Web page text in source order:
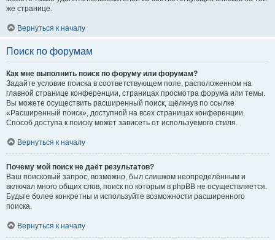
же странице.
Вернуться к началу
Поиск по форумам
Как мне выполнить поиск по форуму или форумам?
Задайте условие поиска в соответствующем поле, расположенном на
главной странице конференции, страницах просмотра форума или темы.
Вы можете осуществить расширенный поиск, щёлкнув по ссылке
«Расширенный поиск», доступной на всех страницах конференции.
Способ доступа к поиску может зависеть от используемого стиля.
Вернуться к началу
Почему мой поиск не даёт результатов?
Ваш поисковый запрос, возможно, был слишком неопределённым и
включал много общих слов, поиск по которым в phpBB не осуществляется.
Будьте более конкретны и используйте возможности расширенного
поиска.
Вернуться к началу